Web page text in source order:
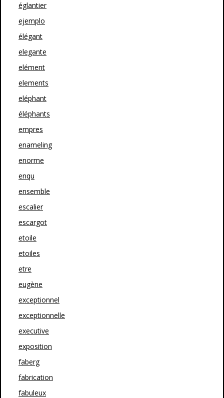
églantier
ejemplo
élégant
elegante
elément
elements
eléphant
éléphants
empres
enameling
enorme
enqu
ensemble
escalier
escargot
etoile
etoiles
etre
eugène
exceptionnel
exceptionnelle
executive
exposition
faberg
fabrication
fabuleux